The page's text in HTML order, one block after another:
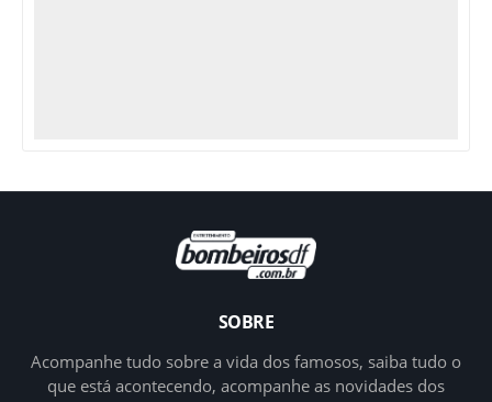
SOBRE
Acompanhe tudo sobre a vida dos famosos, saiba tudo o
que está acontecendo, acompanhe as novidades dos